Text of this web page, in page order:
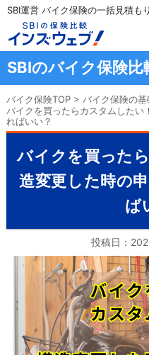
SBI運営 バイク保険の一括見積も
SBIのバイク保険比
バイク保険TOP> バイク保険の
バイクを買ったらカスタムしたい
ればいい？
バイクを買った
造変更した時の
ば
投稿日：